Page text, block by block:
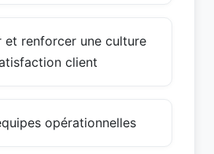
et renforcer une culture
client
opérationnelles